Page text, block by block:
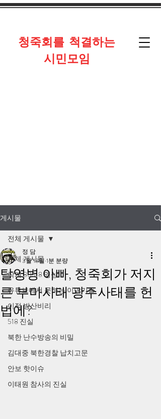
​청죽회를 척결하는
시민모임
게시물
전체 게시물
작계 80518 영상
유튜브에서 못하는 이야기들
이적 방산비리
518 진실
북한 난수방송의 비밀
김대중 북한경찰 납치고문
안보 핫이슈
이태원 참사의 진실
전체 게시물
탈영병 아빠, 청죽회가 저지
른 부마사태 광주사태를 헌
법에?
정 담
3월 18일 1분 분량